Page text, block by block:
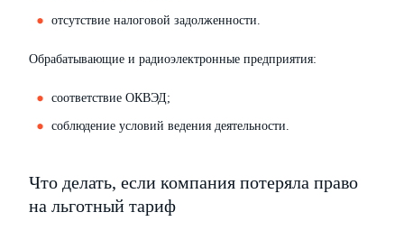
отсутствие налоговой задолженности.
Обрабатывающие и радиоэлектронные предприятия:
соответствие ОКВЭД;
соблюдение условий ведения деятельности.
Что делать, если компания потеряла право
на льготный тариф